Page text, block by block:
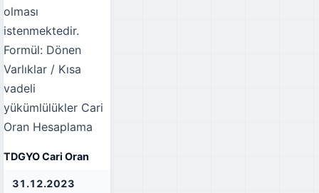
olması
istenmektedir.
Formül: Dönen
Varlıklar / Kısa
vadeli
yükümlülükler Cari
Oran Hesaplama
TDGYO Cari Oran
31.12.2023